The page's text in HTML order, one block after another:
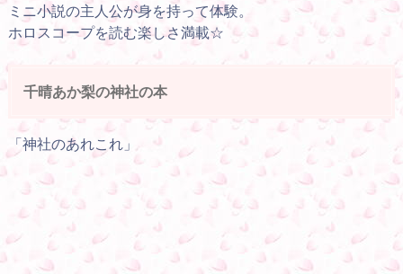
ミニ小説の主人公が身を持って体験。
ホロスコープを読む楽しさ満載☆
千晴あか梨の神社の本
「神社のあれこれ」